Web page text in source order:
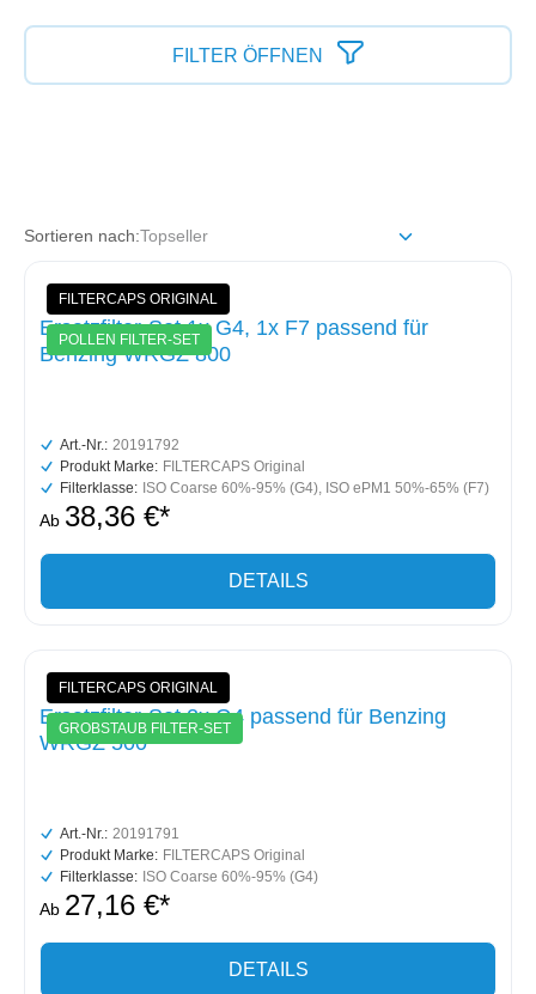
FILTER ÖFFNEN
Sortieren nach:
FILTERCAPS ORIGINAL
POLLEN FILTER-SET
Ersatzfilter-Set 1x G4, 1x F7 passend für
Benzing WRGZ 800
Art.-Nr.: 20191792
Produkt Marke: FILTERCAPS Original
Filterklasse: ISO Coarse 60%-95% (G4), ISO ePM1 50%-65% (F7)
Ab 38,36 €*
DETAILS
FILTERCAPS ORIGINAL
GROBSTAUB FILTER-SET
Ersatzfilter-Set 2x G4 passend für Benzing
WRGZ 500
Art.-Nr.: 20191791
Produkt Marke: FILTERCAPS Original
Filterklasse: ISO Coarse 60%-95% (G4)
Ab 27,16 €*
DETAILS